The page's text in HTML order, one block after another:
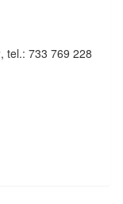
tel.: 733 769 228